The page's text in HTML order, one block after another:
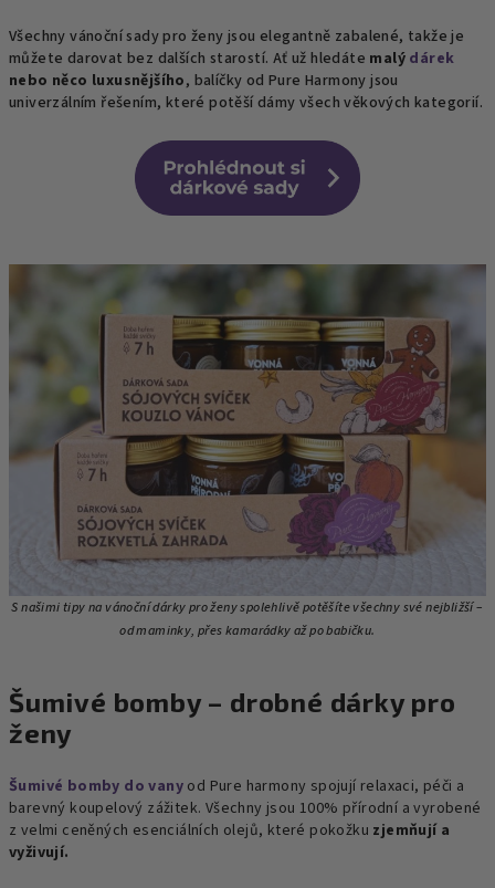
Všechny vánoční sady pro ženy jsou elegantně zabalené, takže je
můžete darovat bez dalších starostí. Ať už hledáte malý dárek
nebo něco luxusnějšího, balíčky od Pure Harmony jsou
univerzálním řešením, které potěší dámy všech věkových kategorií.
S našimi tipy na vánoční dárky pro ženy spolehlivě potěšíte všechny své nejbližší –
od maminky, přes kamarádkyaž po babičku.
Šumivé bomby – drobné dárky pro
ženy
Šumivé bomby do vany od Pure harmony spojují relaxaci, péči a
barevný koupelový zážitek. Všechny jsou 100% přírodní a vyrobené
z velmi ceněných esenciálních olejů, které pokožku zjemňují a
vyživují.